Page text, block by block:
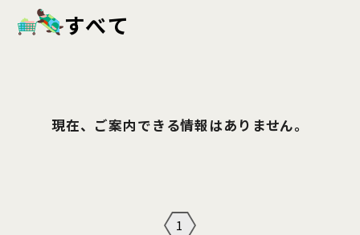
すべて
現在、ご案内できる情報はありません。
1